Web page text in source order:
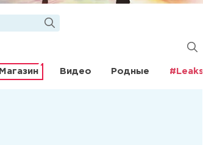
Магазин Видео Родные #Leaks